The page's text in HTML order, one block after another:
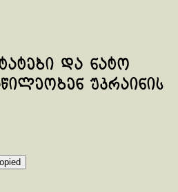
და ნატო
უკრაინის